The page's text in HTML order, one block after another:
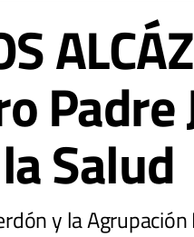
Padre
Salud
y la Agrupación